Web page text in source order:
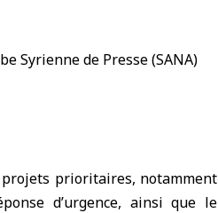
prioritaires, notamment
d’urgence, ainsi que le